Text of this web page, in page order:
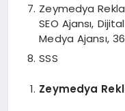
Zeymedya
SEO Ajansı,
Medya Ajansı,
SSS
Zeymedya